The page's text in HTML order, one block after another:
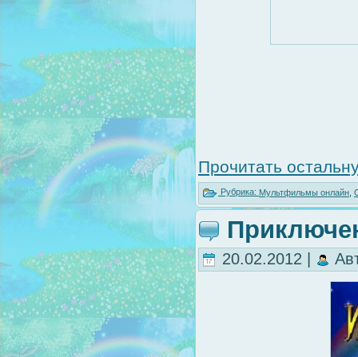
Прочитать
Рубрика: Мультфильмы онлайн
20.02.2012 |